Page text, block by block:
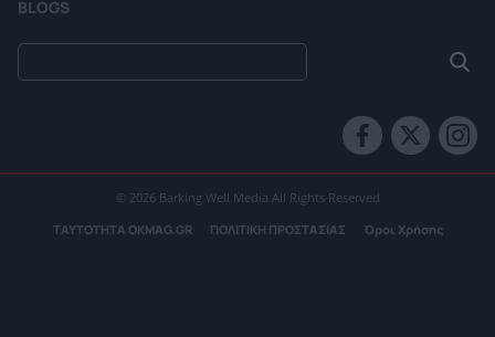
BLOGS
© 2026 Barking Well Media All Rights Reserved
ΤΑΥΤΟΤΗΤΑ OKMAG.GR ΠΟΛΙΤΙΚΗ ΠΡΟΣΤΑΣΙΑΣ Όροι Χρήσης